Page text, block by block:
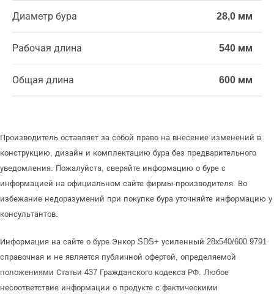
Диаметр бура 28,0 мм
Рабочая длина 540 мм
Общая длина 600 мм
Производитель оставляет за собой право на внесение изменений в
конструкцию, дизайн и комплектацию бура без предварительного
уведомления. Пожалуйста, сверяйте информацию о буре с
информацией на официальном сайте фирмы-производителя. Во
избежание недоразумений при покупке бура уточняйте информацию у
консультантов.
Информация на сайте о буре Энкор SDS+ усиленный 28х540/600 9791
справочная и не является публичной офертой, определяемой
положениями Статьи 437 Гражданского кодекса РФ. Любое
несоответствие информации о продукте с фактическими